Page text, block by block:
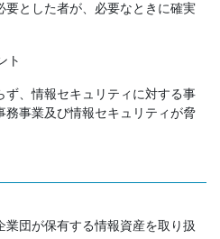
とした者が、必要なときに確実
ト
、情報セキュリティに対する事
事業及び情報セキュリティが脅
団が保有する情報資産を取り扱